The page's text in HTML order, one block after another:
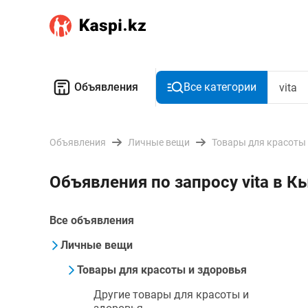
Объявления Все категории
Объявления Личные вещи Товары для красоты
Объявления по запросу vita в
Все объявления
Личные вещи
Товары для красоты и здоровья
Другие товары для красоты и